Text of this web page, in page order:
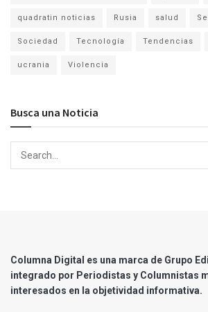
quadratin noticias Rusia salud
Sociedad Tecnología Tendencias
ucrania Violencia
Busca una Noticia
Columna Digital es una marca de Grupo
integrado por Periodistas y Columnistas
interesados en la objetividad informativa.